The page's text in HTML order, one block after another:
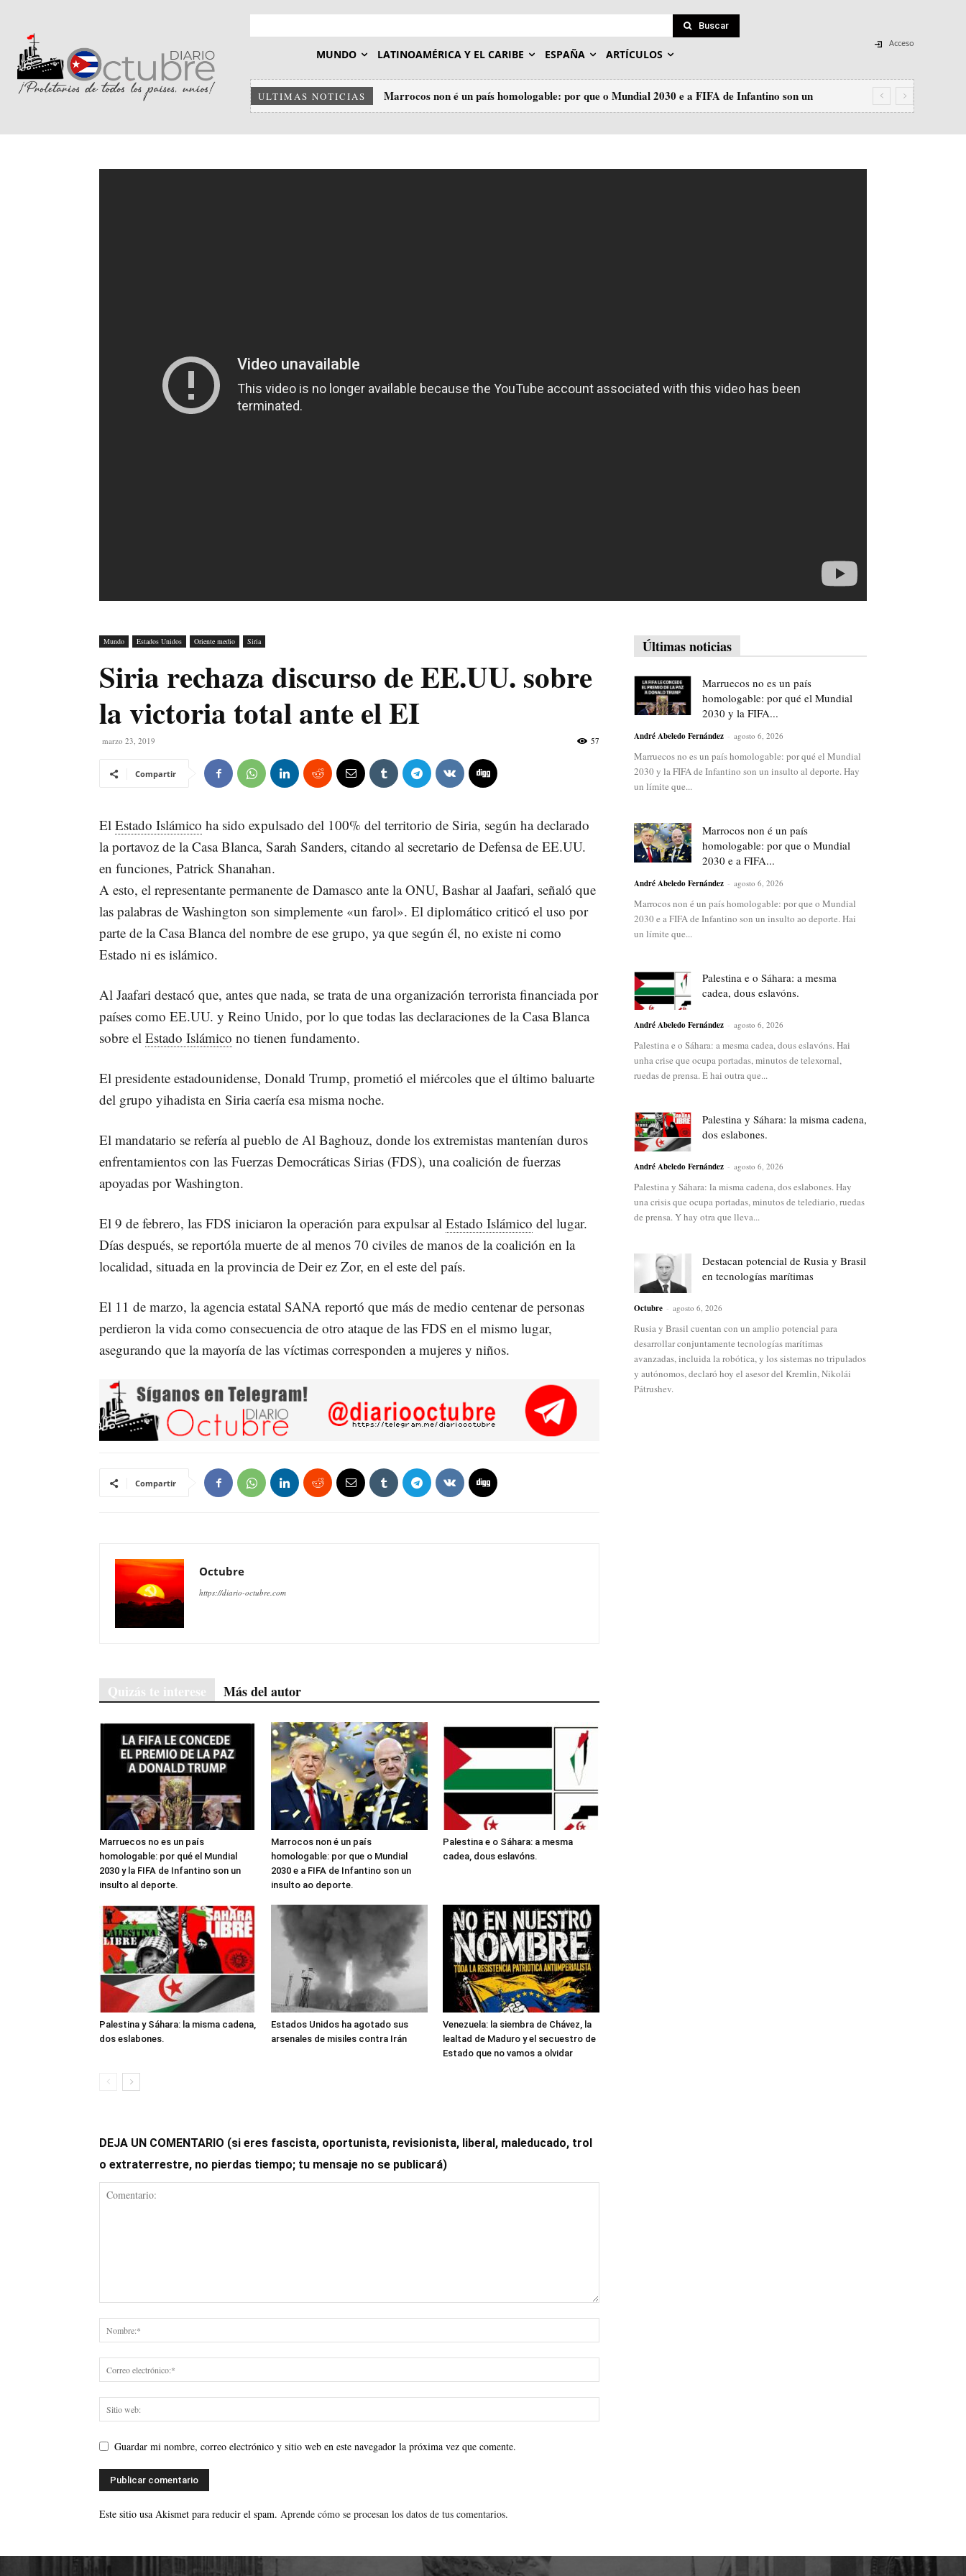
Buscar
MUNDO LATINOAMÉRICA Y EL CARIBE ESPAÑA ARTÍCULOS
Acceso
ULTIMAS NOTICIAS
Marrocos non é un país homologable: por que o Mundial 2030 e a FIFA de Infantino son un
insulto ao deporte.
Palestina e o Sáhara: a mesma cadea, dous eslavóns.
Mundo Estados Unidos Oriente medio Siria
Siria rechaza discurso de EE.UU. sobre
la victoria total ante el EI
marzo 23, 2019 57
Compartir
El Estado Islámico ha sido expulsado del 100% del territorio de Siria, según ha declarado
la portavoz de la Casa Blanca, Sarah Sanders, citando al secretario de Defensa de EE.UU.
en funciones, Patrick Shanahan.
A esto, el representante permanente de Damasco ante la ONU, Bashar al Jaafari, señaló que
las palabras de Washington son simplemente «un farol». El diplomático criticó el uso por
parte de la Casa Blanca del nombre de ese grupo, ya que según él, no existe ni como
Estado ni es islámico.
Al Jaafari destacó que, antes que nada, se trata de una organización terrorista financiada por
países como EE.UU. y Reino Unido, por lo que todas las declaraciones de la Casa Blanca
sobre el Estado Islámico no tienen fundamento.
El presidente estadounidense, Donald Trump, prometió el miércoles que el último baluarte
del grupo yihadista en Siria caería esa misma noche.
El mandatario se refería al pueblo de Al Baghouz, donde los extremistas mantenían duros
enfrentamientos con las Fuerzas Democráticas Sirias (FDS), una coalición de fuerzas
apoyadas por Washington.
El 9 de febrero, las FDS iniciaron la operación para expulsar al Estado Islámico del lugar.
Días después, se reportóla muerte de al menos 70 civiles de manos de la coalición en la
localidad, situada en la provincia de Deir ez Zor, en el este del país.
El 11 de marzo, la agencia estatal SANA reportó que más de medio centenar de personas
perdieron la vida como consecuencia de otro ataque de las FDS en el mismo lugar,
asegurando que la mayoría de las víctimas corresponden a mujeres y niños.
Compartir
Octubre
https://diario-octubre.com
Quizás te interese Más del autor
Marruecos no es un país
homologable: por qué el Mundial
2030 y la FIFA de Infantino son un
insulto al deporte.
Marrocos non é un país
homologable: por que o Mundial
2030 e a FIFA de Infantino son un
insulto ao deporte.
Palestina e o Sáhara: a mesma
cadea, dous eslavóns.
Palestina y Sáhara: la misma cadena,
dos eslabones.
Estados Unidos ha agotado sus
arsenales de misiles contra Irán
Venezuela: la siembra de Chávez, la
lealtad de Maduro y el secuestro de
Estado que no vamos a olvidar
DEJA UN COMENTARIO (si eres fascista, oportunista, revisionista, liberal, maleducado, trol
o extraterrestre, no pierdas tiempo; tu mensaje no se publicará)
Guardar mi nombre, correo electrónico y sitio web en este navegador la próxima vez que comente.
Este sitio usa Akismet para reducir el spam. Aprende cómo se procesan los datos de tus comentarios.
Últimas noticias
Marruecos no es un país
homologable: por qué el Mundial
2030 y la FIFA...
André Abeledo Fernández - agosto 6, 2026
Marruecos no es un país homologable: por qué el Mundial
2030 y la FIFA de Infantino son un insulto al deporte. Hay
un límite que...
Marrocos non é un país
homologable: por que o Mundial
2030 e a FIFA...
André Abeledo Fernández - agosto 6, 2026
Marrocos non é un país homologable: por que o Mundial
2030 e a FIFA de Infantino son un insulto ao deporte. Hai
un límite que...
Palestina e o Sáhara: a mesma
cadea, dous eslavóns.
André Abeledo Fernández - agosto 6, 2026
Palestina e o Sáhara: a mesma cadea, dous eslavóns. Hai
unha crise que ocupa portadas, minutos de telexornal,
ruedas de prensa. E hai outra que...
Palestina y Sáhara: la misma cadena,
dos eslabones.
André Abeledo Fernández - agosto 6, 2026
Palestina y Sáhara: la misma cadena, dos eslabones. Hay
una crisis que ocupa portadas, minutos de telediario, ruedas
de prensa. Y hay otra que lleva...
Destacan potencial de Rusia y Brasil
en tecnologías marítimas
Octubre - agosto 6, 2026
Rusia y Brasil cuentan con un amplio potencial para
desarrollar conjuntamente tecnologías marítimas
avanzadas, incluida la robótica, y los sistemas no tripulados
y autónomos, declaró hoy el asesor del Kremlin, Nikolái
Pátrushev.